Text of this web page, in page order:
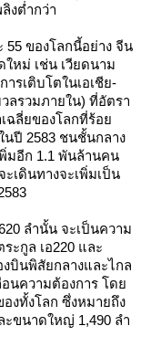
งต่ำกว่า
ของโลกนี้อย่าง จีน
หม่ เช่น เวียดนาม
รเติบโตในเอเชีย-
รวมภายใน) ที่อัตรา
เฉลี่ยของโลกที่ร้อ
นปี 2583 ชนชั้นกลาง
มอีก 1.1 พันล้านคน
เดินทางจะเพิ่มเป็น
ลำนั้น จะเป็นความ
ะกูล เอ220 และ
งบินพิสัยกลางและไกล
อนความต้องการ โด
งทั้งโลก ซึ่งหมายถึง
ะขนาดใหญ่ 1,490 ลำ